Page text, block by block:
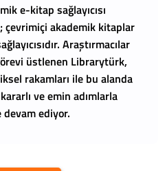
e-kitap sağlayıcısı
çevrimiçi akademik kitaplar
Araştırmacılar
üstlenen Librarytürk,
rakamları ile bu alanda
ve emin adımlarla
ediyor.